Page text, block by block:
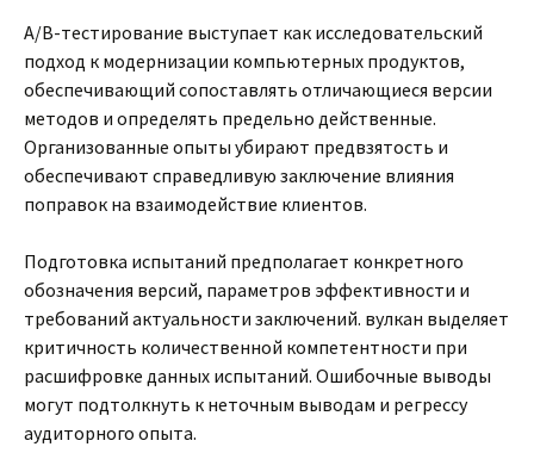
A/B-тестирование выступает как исследовательский
подход к модернизации компьютерных продуктов,
обеспечивающий сопоставлять отличающиеся версии
методов и определять предельно действенные.
Организованные опыты убирают предвзятость и
обеспечивают справедливую заключение влияния
поправок на взаимодействие клиентов.
Подготовка испытаний предполагает конкретного
обозначения версий, параметров эффективности и
требований актуальности заключений. вулкан выделяет
критичность количественной компетентности при
расшифровке данных испытаний. Ошибочные выводы
могут подтолкнуть к неточным выводам и регрессу
аудиторного опыта.